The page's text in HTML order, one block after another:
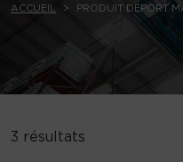
ACCUEIL PRODUIT DÉPORT
3 résultats